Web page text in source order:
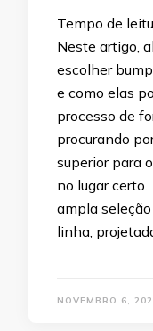
Tempo de
Neste artigo,
escolher
e como elas
processo de
procurando
superior para
no lugar
ampla
linha,
NOVEMBRO 6,